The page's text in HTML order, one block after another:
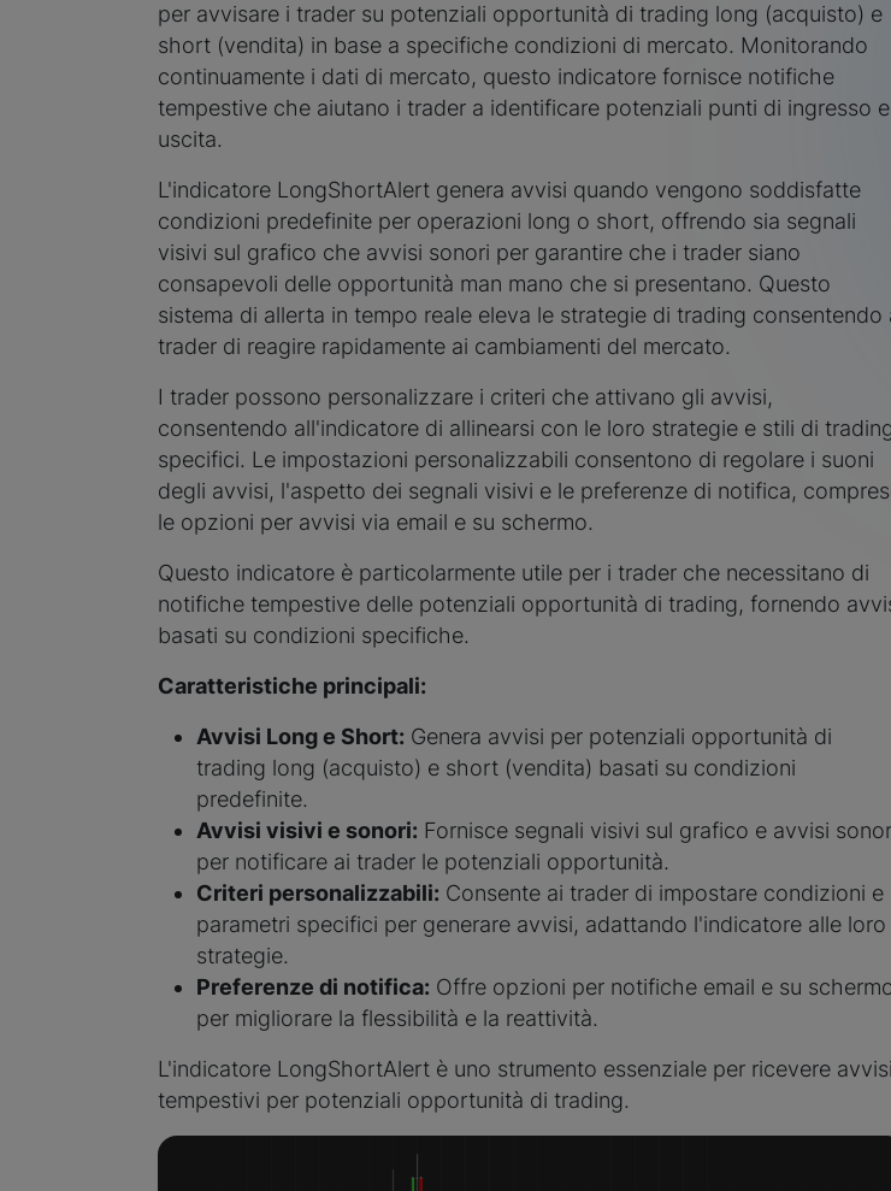
per avvisare i trader su potenziali opportunità di trading long (acquisto) e
short (vendita) in base a specifiche condizioni di mercato. Monitorando
continuamente i dati di mercato, questo indicatore fornisce notifiche
tempestive che aiutano i trader a identificare potenziali punti di ingresso e
uscita.
L'indicatore LongShortAlert genera avvisi quando vengono soddisfatte
condizioni predefinite per operazioni long o short, offrendo sia segnali
visivi sul grafico che avvisi sonori per garantire che i trader siano
consapevoli delle opportunità man mano che si presentano. Questo
sistema di allerta in tempo reale eleva le strategie di trading consentendo
trader di reagire rapidamente ai cambiamenti del mercato.
I trader possono personalizzare i criteri che attivano gli avvisi,
consentendo all'indicatore di allinearsi con le loro strategie e stili di
specifici. Le impostazioni personalizzabili consentono di regolare i suoni
degli avvisi, l'aspetto dei segnali visivi e le preferenze di notifica,
le opzioni per avvisi via email e su schermo.
Questo indicatore è particolarmente utile per i trader che necessitano di
notifiche tempestive delle potenziali opportunità di trading, fornendo
basati su condizioni specifiche.
Caratteristiche principali:
Avvisi Long e Short: Genera avvisi per potenziali opportunità di
trading long (acquisto) e short (vendita) basati su condizioni
predefinite.
Avvisi visivi e sonori: Fornisce segnali visivi sul grafico e avvisi
per notificare ai trader le potenziali opportunità.
Criteri personalizzabili: Consente ai trader di impostare condizioni e
parametri specifici per generare avvisi, adattando l'indicatore alle loro
strategie.
Preferenze di notifica: Offre opzioni per notifiche email e su
per migliorare la flessibilità e la reattività.
L'indicatore LongShortAlert è uno strumento essenziale per ricevere avvisi
tempestivi per potenziali opportunità di trading.